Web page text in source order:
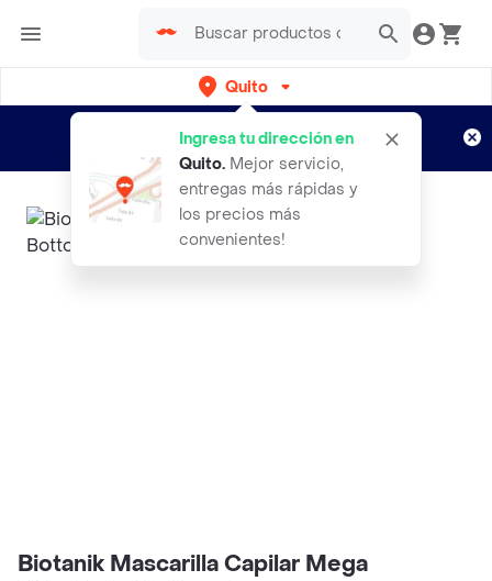
Quito
Ingresa tu dirección en
Quito. Mejor servicio,
entregas más rápidas y
los precios más
convenientes!
envíos gratis por semanas
Aplican TyC
Biotanik Mascarilla Capilar Mega